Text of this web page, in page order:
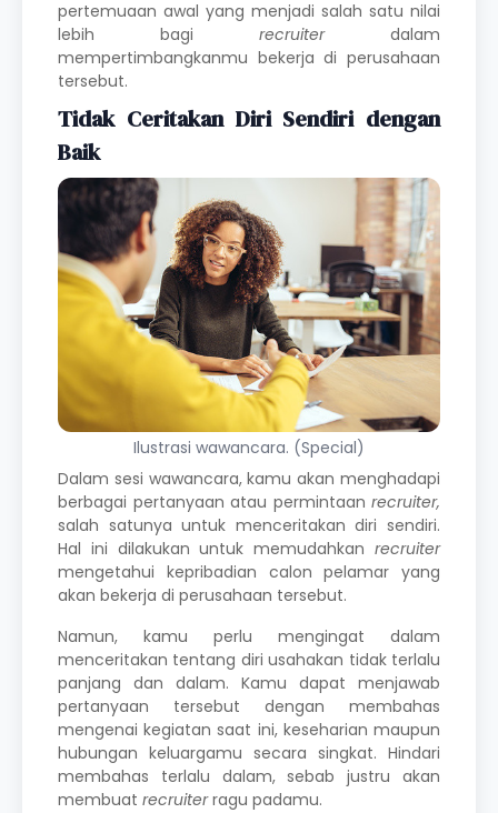
pertemuaan awal yang menjadi salah satu nilai
lebih bagi recruiter dalam
mempertimbangkanmu bekerja di perusahaan
tersebut.
Tidak Ceritakan Diri Sendiri dengan
Baik
Ilustrasi wawancara. (Special)
Dalam sesi wawancara, kamu akan menghadapi
berbagai pertanyaan atau permintaan recruiter,
salah satunya untuk menceritakan diri sendiri.
Hal ini dilakukan untuk memudahkan recruiter
mengetahui kepribadian calon pelamar yang
akan bekerja di perusahaan tersebut.
Namun, kamu perlu mengingat dalam
menceritakan tentang diri usahakan tidak terlalu
panjang dan dalam. Kamu dapat menjawab
pertanyaan tersebut dengan membahas
mengenai kegiatan saat ini, keseharian maupun
hubungan keluargamu secara singkat. Hindari
membahas terlalu dalam, sebab justru akan
membuat recruiterragu padamu.